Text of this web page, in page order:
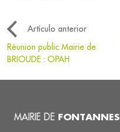
Artículo anterior
Réunion public Mairie de
BRIOUDE : OPAH
MAIRIE DE FONTANNES